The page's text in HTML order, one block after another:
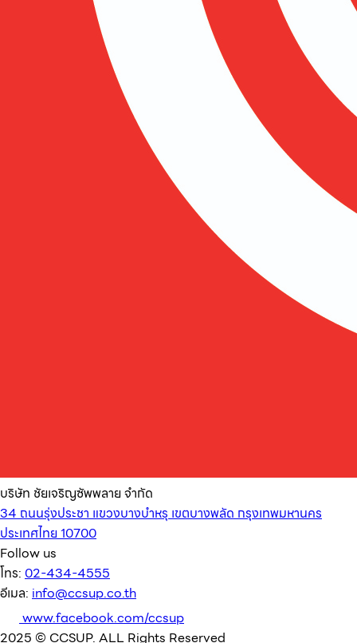
บริษัท ชัยเจริญซัพพลาย จำกัด
34 ถนนรุ่งประชา แขวงบางบำหรุ เขตบางพลัด กรุงเทพมหานคร
ประเทศไทย 10700
Follow us
โทร: 02-434-4555
อีเมล: info@ccsup.co.th
www.facebook.com/ccsup
2025 © CCSUP. ALL Rights Reserved